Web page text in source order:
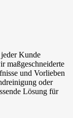
jeder Kunde
maßgeschneiderte
und Vorlieben
oder
Lösung für